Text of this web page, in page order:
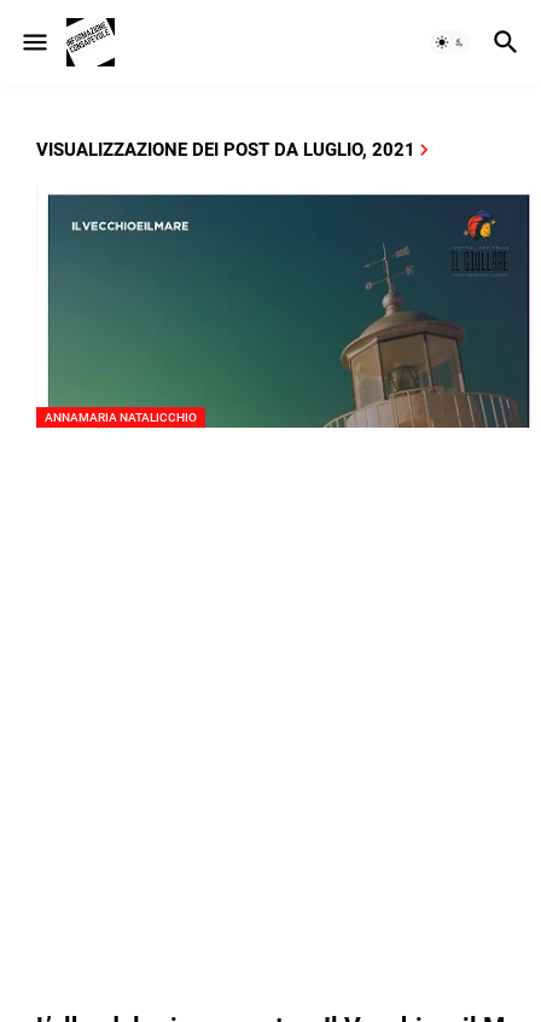
VISUALIZZAZIONE DEI POST DA LUGLIO, 2021
ANNAMARIA NATALICCHIO